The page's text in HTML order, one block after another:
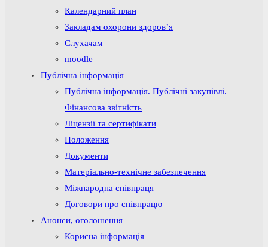
Календарний план
Закладам охорони здоров’я
Слухачам
moodle
Публічна інформація
Публічна інформація. Публічні закупівлі.
Фінансова звітність
Ліцензії та сертифікати
Положення
Документи
Матеріально-технічне забезпечення
Міжнародна співпраця
Договори про співпрацю
Анонси, оголошення
Корисна інформація